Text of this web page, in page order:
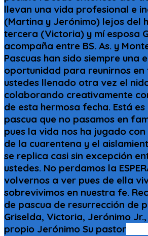
llevan una vida profesional e
(Martina y Jerónimo) lejos del
tercera (Victoria) y mí esposa
acompaña entre BS. As. y
Pascuas han sido siempre una
oportunidad para reunirnos en
ustedes llenado otra vez el
colaborando creativamente
de esta hermosa fecha. Está
pascua que no pasamos en
pues la vida nos ha jugado
de la cuarentena y el
se replica casi sin excepción
ustedes. No perdamos la
volvernos a ver pues de ella
sobrevivimos en nuestra fe.
de pascua de resurrección de
Griselda, Victoria, Jerónimo
propio Jerónimo Su pastor